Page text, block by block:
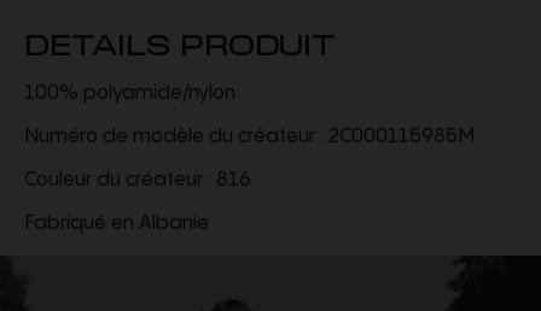
DETAILS PRODUIT
100% polyamide/nylon
Numéro de modèle du créateur : 2C000115985M
Couleur du créateur : 816
Fabriqué en Albanie